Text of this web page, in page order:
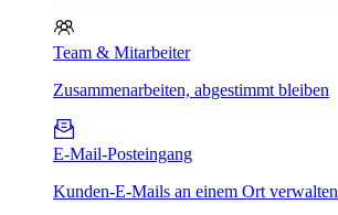
Team & Mitarbeiter
Zusammenarbeiten, abgestimmt bleiben
E-Mail-Posteingang
Kunden-E-Mails an einem Ort verwalten